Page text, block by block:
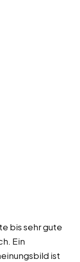
bis sehr gute
Ein
ist